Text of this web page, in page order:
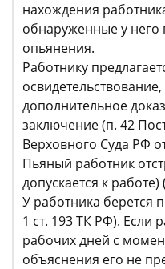
нахождения
обнаруженные у него
опьянения.
Работнику
дополнительное
заключение (п. 42
Верховного Суда РФ
Пьяный работник
допускается к
У работника берется
1 ст. 193 ТК РФ). Если
рабочих дней с
объяснения его не